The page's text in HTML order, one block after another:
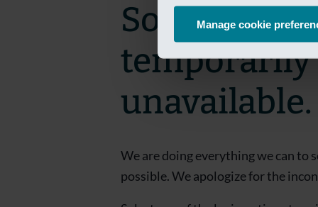
Manage cookie
Sorry! This
temporarily
unavailable.
We are doing everything we can to
possible. We apologize for the